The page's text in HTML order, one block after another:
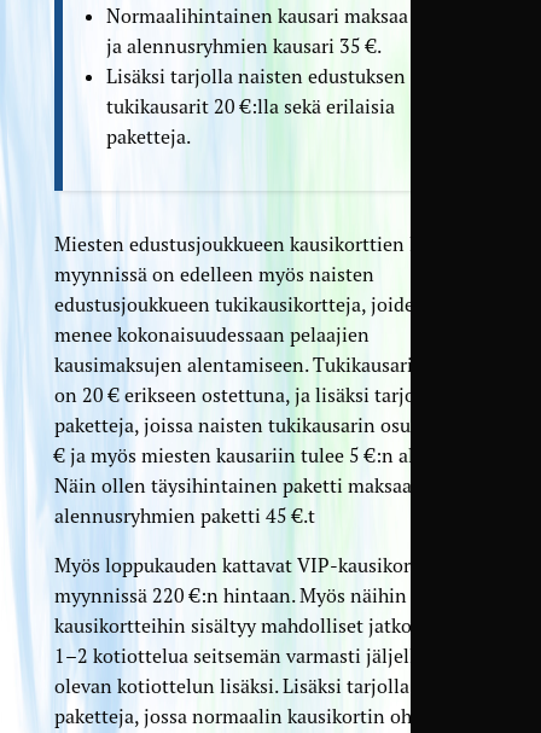
Normaalihintainen kausari maksaa 50 €
ja alennusryhmien kausari 35 €.
Lisäksi tarjolla naisten edustuksen
tukikausarit 20 €:lla sekä erilaisia
paketteja.
Miesten edustusjoukkueen kausikorttien lisäksi
myynnissä on edelleen myös naisten
edustusjoukkueen tukikausikortteja, joiden tuotto
menee kokonaisuudessaan pelaajien
kausimaksujen alentamiseen. Tukikausarin hinta
on 20 € erikseen ostettuna, ja lisäksi tarjolla on
paketteja, joissa naisten tukikausarin osuus on 15
€ ja myös miesten kausariin tulee 5 €:n alennus.
Näin ollen täysihintainen paketti maksaa 60 € ja
alennusryhmien paketti 45 €.t
Myös loppukauden kattavat VIP-kausikortit ovat
myynnissä 220 €:n hintaan. Myös näihin
kausikortteihin sisältyy mahdolliset jatkosarjan
1–2 kotiottelua seitsemän varmasti jäljellä
olevan kotiottelun lisäksi. Lisäksi tarjolla on
paketteja, jossa normaalin kausikortin oheen